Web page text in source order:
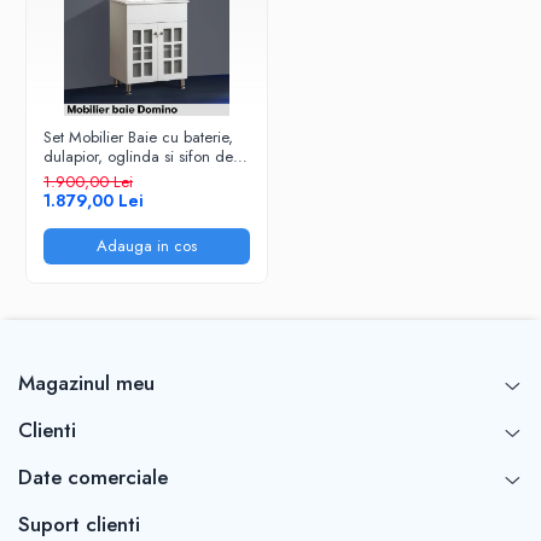
Set Mobilier Baie cu baterie,
dulapior, oglinda si sifon de
scurgere 60 cm, alb, MDF
1.900,00 Lei
1.879,00 Lei
Adauga in cos
Magazinul meu
Clienti
Date comerciale
Suport clienti